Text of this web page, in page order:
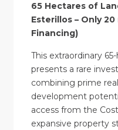
65 Hectares of
Esterillos – Only
Financing)
This extraordinary
presents a rare
combining prime
development
access from the
expansive property